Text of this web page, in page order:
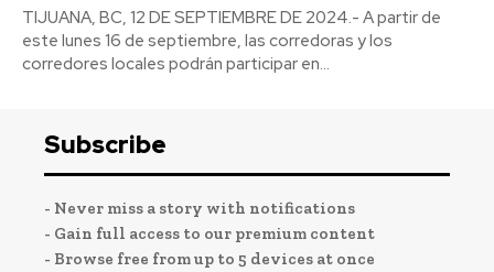
TIJUANA, BC, 12 DE SEPTIEMBRE DE 2024.- A partir de
este lunes 16 de septiembre, las corredoras y los
corredores locales podrán participar en...
Subscribe
- Never miss a story with notifications
- Gain full access to our premium content
- Browse free from up to 5 devices at once